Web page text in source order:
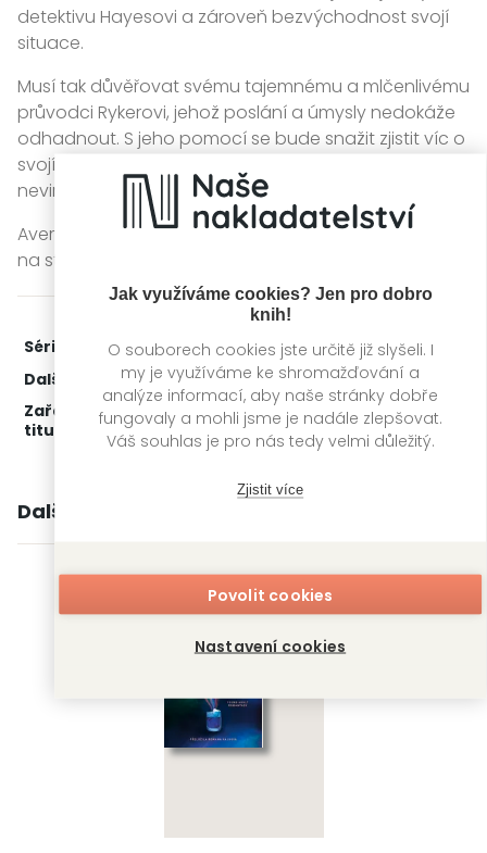
Jak využíváme cookies? Jen pro dobro
knih!
O souborech cookies jste určitě již slyšeli. I
my je využíváme ke shromažďování a
analýze informací, aby naše stránky dobře
fungovaly a mohli jsme je nadále zlepšovat.
Váš souhlas je pro nás tedy velmi důležitý.
Zjistit více
Povolit cookies
Nastavení cookies
detektivu Hayesovi a zároveň bezvýchodnost svojí
situace.
Musí tak důvěřovat svému tajemnému a mlčenlivému
průvodci Rykerovi, jehož poslání a úmysly nedokáže
odhadnout. S jeho pomocí se bude snažit zjistit víc o
svojí neobvyklé magii a zvláštní síle a dokázat svoji
nevinu.
Avery však tuší, že nepředvídatelný Adam Hayes je jí
na stopě a svoje hledání nevzdá…
Série: Stříbro & jed 2. díl z 2
Další díly:
1.Stříbro & jed: Elixír lží
Zařažení
titulu:
Kategorie >Young Adult
Další knihy autora